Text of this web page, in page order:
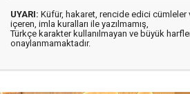
UYARI: Küfür, hakaret, rencide edici cümleler
içeren, imla kuralları ile yazılmamış,
Türkçe karakter kullanılmayan ve büyük
onaylanmamaktadır.